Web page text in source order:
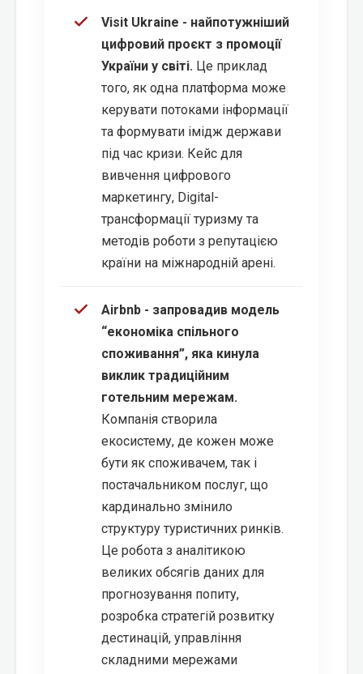
Visit Ukraine - найпотужніший
цифровий проєкт з промоції
України у світі. Це приклад
того, як одна платформа може
керувати потоками інформації
та формувати імідж держави
під час кризи. Кейс для
вивчення цифрового
маркетингу, Digital-
трансформації туризму та
методів роботи з репутацією
країни на міжнародній арені.
Airbnb - запровадив модель
“економіка спільного
споживання”, яка кинула
виклик традиційним
готельним мережам.
Компанія створила
екосистему, де кожен може
бути як споживачем, так і
постачальником послуг, що
кардинально змінило
структуру туристичних ринків.
Це робота з аналітикою
великих обсягів даних для
прогнозування попиту,
розробка стратегій розвитку
дестинацій, управління
складними мережами